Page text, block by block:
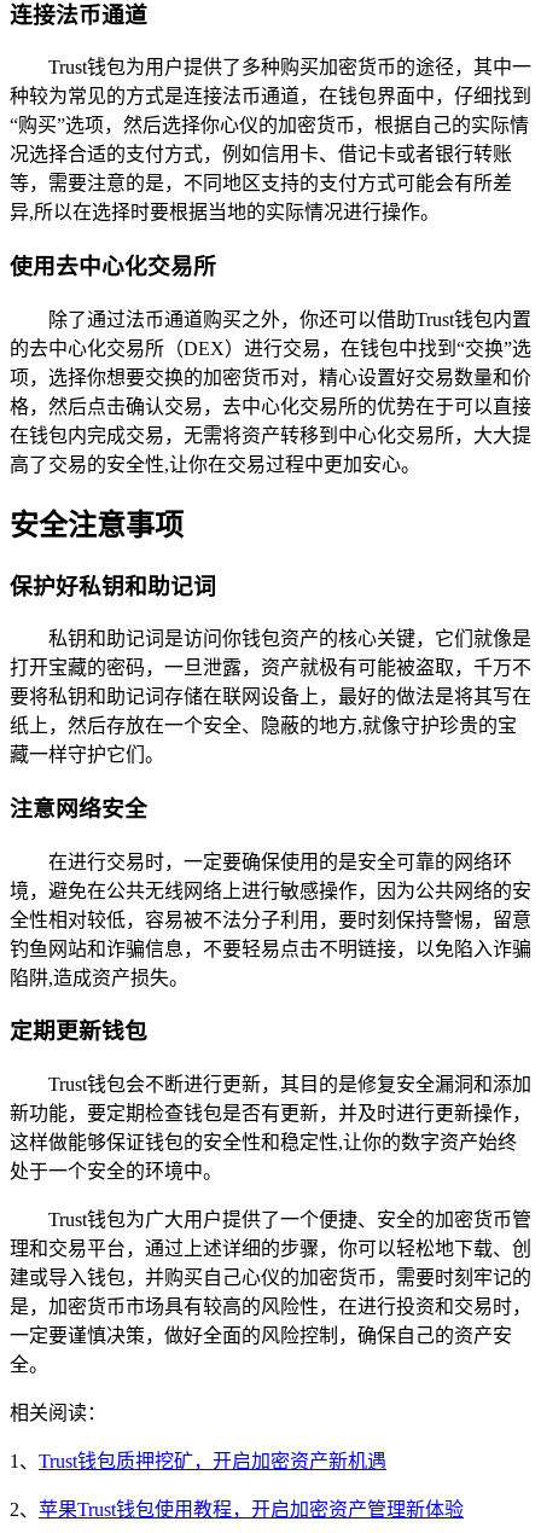
连接法币通道
Trust钱包为用户提供了多种购买加密货币的途径，其中一
种较为常见的方式是连接法币通道，在钱包界面中，仔细找到
“购买”选项，然后选择你心仪的加密货币，根据自己的实际情
况选择合适的支付方式，例如信用卡、借记卡或者银行转账
等，需要注意的是，不同地区支持的支付方式可能会有所差
异,所以在选择时要根据当地的实际情况进行操作。
使用去中心化交易所
除了通过法币通道购买之外，你还可以借助Trust钱包内置
的去中心化交易所（DEX）进行交易，在钱包中找到“交换”选
项，选择你想要交换的加密货币对，精心设置好交易数量和价
格，然后点击确认交易，去中心化交易所的优势在于可以直接
在钱包内完成交易，无需将资产转移到中心化交易所，大大提
高了交易的安全性,让你在交易过程中更加安心。
安全注意事项
保护好私钥和助记词
私钥和助记词是访问你钱包资产的核心关键，它们就像是
打开宝藏的密码，一旦泄露，资产就极有可能被盗取，千万不
要将私钥和助记词存储在联网设备上，最好的做法是将其写在
纸上，然后存放在一个安全、隐蔽的地方,就像守护珍贵的宝
藏一样守护它们。
注意网络安全
在进行交易时，一定要确保使用的是安全可靠的网络环
境，避免在公共无线网络上进行敏感操作，因为公共网络的安
全性相对较低，容易被不法分子利用，要时刻保持警惕，留意
钓鱼网站和诈骗信息，不要轻易点击不明链接，以免陷入诈骗
陷阱,造成资产损失。
定期更新钱包
Trust钱包会不断进行更新，其目的是修复安全漏洞和添加
新功能，要定期检查钱包是否有更新，并及时进行更新操作，
这样做能够保证钱包的安全性和稳定性,让你的数字资产始终
处于一个安全的环境中。
Trust钱包为广大用户提供了一个便捷、安全的加密货币管
理和交易平台，通过上述详细的步骤，你可以轻松地下载、创
建或导入钱包，并购买自己心仪的加密货币，需要时刻牢记的
是，加密货币市场具有较高的风险性，在进行投资和交易时，
一定要谨慎决策，做好全面的风险控制，确保自己的资产安
全。
相关阅读：
1、 Trust钱包质押挖矿，开启加密资产新机遇
2、 苹果Trust钱包使用教程，开启加密资产管理新体验